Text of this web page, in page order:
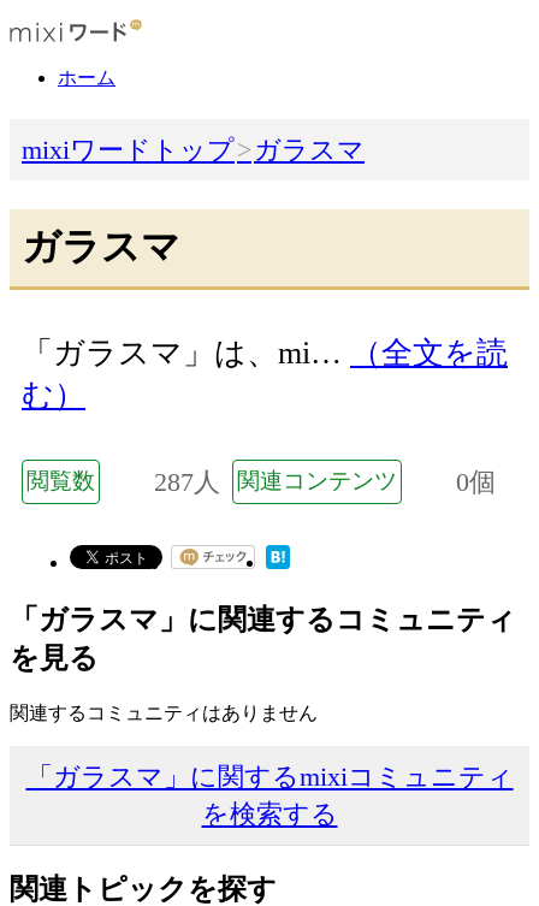
ホーム
mixiワードトップ ガラスマ
ガラスマ
「ガラスマ」は、mi…
（全文を読
む）
閲覧数 287人 関連コンテンツ 0個
「ガラスマ」に関連するコミュニティ
を見る
関連するコミュニティはありません
「ガラスマ」に関するmixiコミュニティ
を検索する
関連トピックを探す